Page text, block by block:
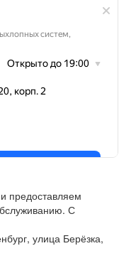
предоставляем
С
улица Берёзка,